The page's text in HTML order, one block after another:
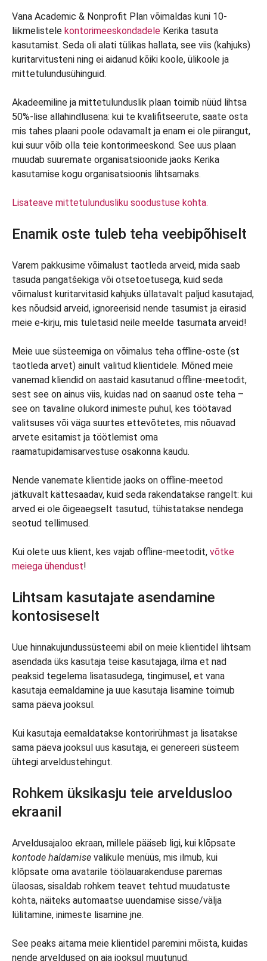
Vana Academic & Nonprofit Plan võimaldas kuni 10-
liikmelistele kontorimeeskondadele Kerika tasuta
kasutamist. Seda oli alati tülikas hallata, see viis (kahjuks)
kuritarvitusteni ning ei aidanud kõiki koole, ülikoole ja
mittetulundusühinguid.
Akadeemiline ja mittetulunduslik plaan toimib nüüd lihtsa
50%-lise allahindlusena: kui te kvalifitseerute, saate osta
mis tahes plaani poole odavamalt ja enam ei ole piirangut,
kui suur võib olla teie kontorimeeskond. See uus plaan
muudab suuremate organisatsioonide jaoks Kerika
kasutamise kogu organisatsioonis lihtsamaks.
Lisateave mittetulundusliku soodustuse kohta.
Enamik oste tuleb teha veebipõhiselt
Varem pakkusime võimalust taotleda arveid, mida saab
tasuda pangatšekiga või otsetoetusega, kuid seda
võimalust kuritarvitasid kahjuks üllatavalt paljud kasutajad,
kes nõudsid arveid, ignoreerisid nende tasumist ja eirasid
meie e-kirju, mis tuletasid neile meelde tasumata arveid!
Meie uue süsteemiga on võimalus teha offline-oste (st
taotleda arvet) ainult valitud klientidele. Mõned meie
vanemad kliendid on aastaid kasutanud offline-meetodit,
sest see on ainus viis, kuidas nad on saanud oste teha –
see on tavaline olukord inimeste puhul, kes töötavad
valitsuses või väga suurtes ettevõtetes, mis nõuavad
arvete esitamist ja töötlemist oma
raamatupidamisarvestuse osakonna kaudu.
Nende vanemate klientide jaoks on offline-meetod
jätkuvalt kättesaadav, kuid seda rakendatakse rangelt: kui
arved ei ole õigeaegselt tasutud, tühistatakse nendega
seotud tellimused.
Kui olete uus klient, kes vajab offline-meetodit, võtke
meiega ühendust!
Lihtsam kasutajate asendamine
kontosiseselt
Uue hinnakujundussüsteemi abil on meie klientidel lihtsam
asendada üks kasutaja teise kasutajaga, ilma et nad
peaksid tegelema lisatasudega, tingimusel, et vana
kasutaja eemaldamine ja uue kasutaja lisamine toimub
sama päeva jooksul.
Kui kasutaja eemaldatakse kontorirühmast ja lisatakse
sama päeva jooksul uus kasutaja, ei genereeri süsteem
ühtegi arveldustehingut.
Rohkem üksikasju teie arveldusloo
ekraanil
Arveldusajaloo ekraan, millele pääseb ligi, kui klõpsate
kontode haldamise valikule menüüs, mis ilmub, kui
klõpsate oma avatarile töölauarakenduse paremas
ülaosas, sisaldab rohkem teavet tehtud muudatuste
kohta, näiteks automaatse uuendamise sisse/välja
lülitamine, inimeste lisamine jne.
See peaks aitama meie klientidel paremini mõista, kuidas
nende arveldused on aja jooksul muutunud.